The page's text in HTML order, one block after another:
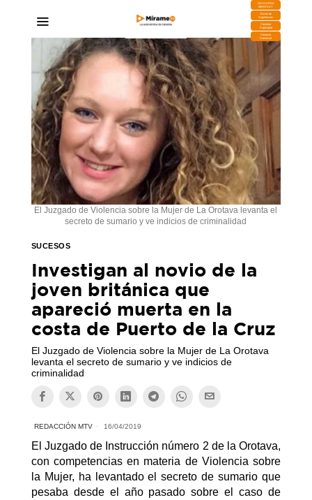
DESCARGA
MIRAPLAY
Buzón de
Sugerencias
Contratar
Publicidad
Contacto
Comercial
El Juzgado de Violencia sobre la Mujer de La Orotava levanta el
secreto de sumario y ve indicios de criminalidad
SUCESOS
Investigan al novio de la
joven británica que
apareció muerta en la
costa de Puerto de la Cruz
El Juzgado de Violencia sobre la Mujer de La Orotava
levanta el secreto de sumario y ve indicios de
criminalidad
REDACCIÓN MTV 16/04/2019
El Juzgado de Instrucción número 2 de la Orotava,
con competencias en materia de Violencia sobre
la Mujer, ha levantado el secreto de sumario que
pesaba desde el año pasado sobre el caso de